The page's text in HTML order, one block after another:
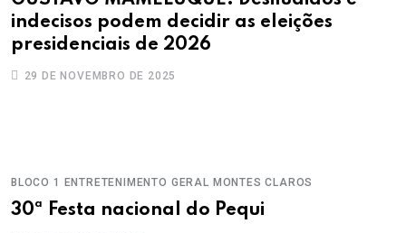
indecisos podem decidir as eleições
presidenciais de 2026
29 DE NOVEMBRO DE 2025
BLOCO 1 ENTRETENIMENTO GERAL MONTES CLAROS
30ª Festa nacional do Pequi